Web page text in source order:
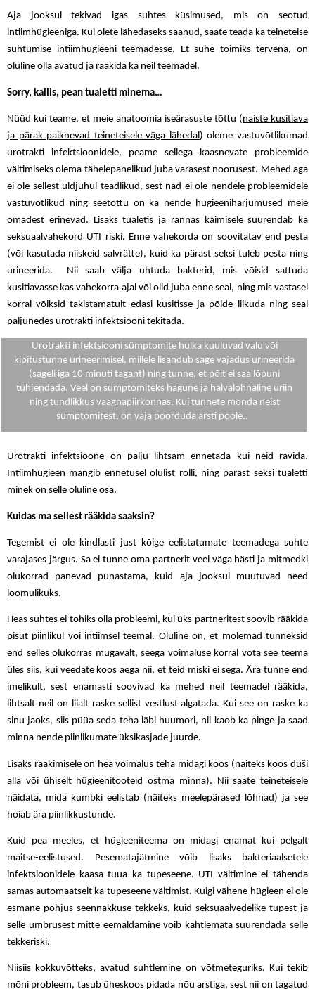
Aja jooksul tekivad igas suhtes küsimused, mis on seotud
intiimhügieeniga. Kui olete lähedaseks saanud, saate teada ka teineteise
suhtumise intiimhügieeni teemadesse. Et suhe toimiks tervena, on
oluline olla avatud ja rääkida ka neil teemadel.
Sorry, kallis, pean tualetti minema…
Nüüd kui teame, et meie anatoomia iseärasuste tõttu ( naiste kusitiava
ja pärak paiknevad teineteisele väga lähedal ) oleme vastuvõtlikumad
urotrakti infektsioonidele, peame sellega kaasnevate probleemide
vältimiseks olema tähelepanelikud juba varasest noorusest. Mehed aga
ei ole sellest üldjuhul teadlikud, sest nad ei ole nendele probleemidele
vastuvõtlikud ning seetõttu on ka nende hügieeniharjumused meie
omadest erinevad. Lisaks tualetis ja rannas käimisele suurendab ka
seksuaalvahekord UTI riski. Enne vahekorda on soovitatav end pesta
(või kasutada niiskeid salvrätte), kuid ka pärast seksi tuleb pesta ning
urineerida. Nii saab välja uhtuda bakterid, mis võisid sattuda
kusitiavasse kas vahekorra ajal või olid juba enne seal, ning mis vastasel
korral võiksid takistamatult edasi kusitisse ja põide liikuda ning seal
paljunedes urotrakti infektsiooni tekitada.
Urotrakti infektsiooni sümptomite hulka kuuluvad valu või
kipitustunne urineerimisel, millele lisandub sage vajadus urineerida
(sageli iga 10 minuti tagant) ning tunne, et põit ei saa lõpuni
tühjendada. Veel on sümptomiteks hägune ja halvalõhnaline uriin
ning tundlikkus vaagnapiirkonnas. Kui tunnete mõnda neist
sümptomitest, on vaja pöörduda arsti poole..
Urotrakti infektsioone on palju lihtsam ennetada kui neid ravida.
Intiimhügieen mängib ennetusel olulist rolli, ning pärast seksi tualetti
minek on selle oluline osa.
Kuidas ma sellest rääkida saaksin?
Tegemist ei ole kindlasti just kõige eelistatumate teemadega suhte
varajases järgus. Sa ei tunne oma partnerit veel väga hästi ja mitmedki
olukorrad panevad punastama, kuid aja jooksul muutuvad need
loomulikuks.
Heas suhtes ei tohiks olla probleemi, kui üks partneritest soovib rääkida
pisut piinlikul või intiimsel teemal. Oluline on, et mõlemad tunneksid
end selles olukorras mugavalt, seega võimaluse korral võta see teema
üles siis, kui veedate koos aega nii, et teid miski ei sega. Ära tunne end
imelikult, sest enamasti soovivad ka mehed neil teemadel rääkida,
lihtsalt neil on liialt raske sellist vestlust algatada. Kui see on raske ka
sinu jaoks, siis püüa seda teha läbi huumori, nii kaob ka pinge ja saad
minna nende piinlikumate üksikasjade juurde.
Lisaks rääkimisele on hea võimalus teha midagi koos (näiteks koos duši
alla või ühiselt hügieenitooteid ostma minna). Nii saate teineteisele
näidata, mida kumbki eelistab (näiteks meelepärased lõhnad) ja see
hoiab ära piinlikkustunde.
Kuid pea meeles, et hügieeniteema on midagi enamat kui pelgalt
maitse-eelistused. Pesematajätmine võib lisaks bakteriaalsetele
infektsioonidele kaasa tuua ka tupeseene. UTI vältimine ei tähenda
samas automaatselt ka tupeseene vältimist. Kuigi vähene hügieen ei ole
esmane põhjus seennakkuse tekkeks, kuid seksuaalvedelike tupest ja
selle ümbrusest mitte eemaldamine võib kahtlemata suurendada selle
tekkeriski.
Niisiis kokkuvõtteks, avatud suhtlemine on võtmeteguriks. Kui tekib
mõni probleem, tasub üheskoos pidada nõu arstiga, sest nii on tagatud